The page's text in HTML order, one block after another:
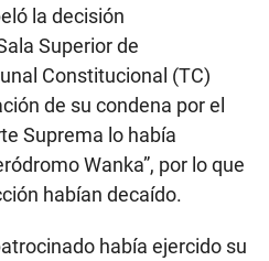
la decisión
Superior de
Constitucional (TC)
de su condena por el
Suprema lo había
Wanka”, por lo que
habían decaído.
había ejercido su